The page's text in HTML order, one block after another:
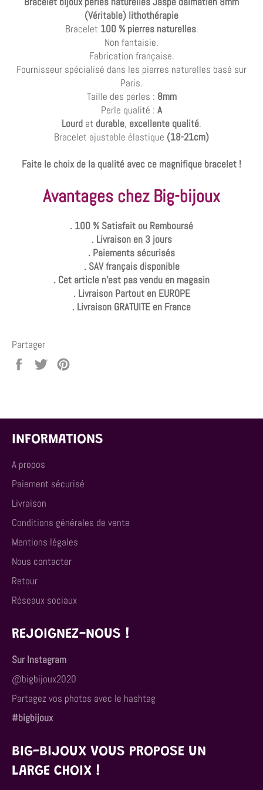
(Véritable) lithothérapie
Bracelet 100 % pierres naturelles.
Non fantaisie.
Fabrication française.
Fournisseur spécialisé dans les pierres naturelles basé sur
Paris.
Taille des perles : 8mm
Perle qualité : A
Lourd et durable, excellente qualité.
Bracelet ajustable élastique (18-21cm)
Faite le choix de la qualité avec ce magnifique bracelet !
Avantages chez Big-bijoux
. 100 % Satisfait ou Remboursé
. Livraison en 3 jours
. Paiements sécurisés
. SAV français disponible
. Cet article n'est pas vendu en magasin
. Livraison Partout en EUROPE
. Livraison GRATUITE en France
Partager
PartagerTweeter
INFORMATIONS
A propos
Paiement sécurisé
Livraison
Conditions générales de vente
Mentions légales
Nous contacter
Retour
Réseaux sociaux
REJOIGNEZ-NOUS !
Sur Instagram
@bigbijoux2020
Partagez vos photos avec le hashtag
#bigbijoux
BIG-BIJOUX VOUS PROPOSE UN
LARGE CHOIX !